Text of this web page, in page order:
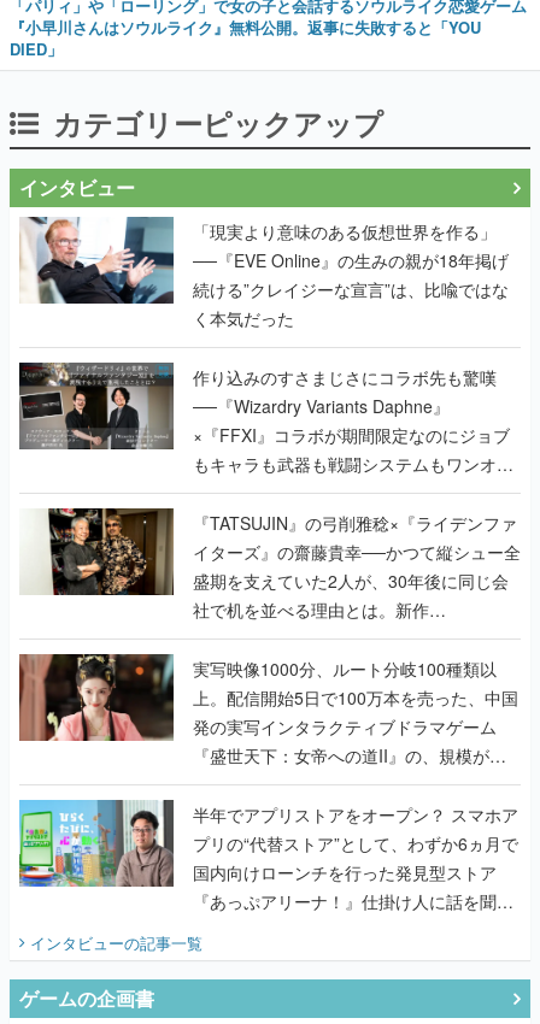
「パリィ」や「ローリング」で女の子と会話するソウルライク恋愛ゲーム
『小早川さんはソウルライク』無料公開。返事に失敗すると「YOU
DIED」
カテゴリーピックアップ
インタビュー
「現実より意味のある仮想世界を作る」
──『EVE Online』の生みの親が18年掲げ
続ける”クレイジーな宣言”は、比喩ではな
く本気だった
作り込みのすさまじさにコラボ先も驚嘆
──『Wizardry Variants Daphne』
×『FFXI』コラボが期間限定なのにジョブ
もキャラも武器も戦闘システムもワンオフ
で作り込まれた理由を両ディレクターに聞
く
『TATSUJIN』の弓削雅稔×『ライデンファ
イターズ』の齋藤貴幸──かつて縦シュー全
盛期を支えていた2人が、30年後に同じ会
社で机を並べる理由とは。新作
『TATSUJIN EXTREME』で初タッグを組
んだレジェンド2人に訊く開発秘話
実写映像1000分、ルート分岐100種類以
上。配信開始5日で100万本を売った、中国
発の実写インタラクティブドラマゲーム
『盛世天下：女帝への道II』の、規模が違
うこだわりをプロデューサーに聞いた
半年でアプリストアをオープン？ スマホア
プリの“代替ストア”として、わずか6ヵ月で
国内向けローンチを行った発見型ストア
『あっぷアリーナ！』仕掛け人に話を聞い
インタビューの記事一覧
ゲームの企画書